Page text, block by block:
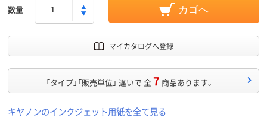
数量 カゴへ
マイカタログへ登録
「タイプ」「販売単位」 違いで 全7 商品あります。
キヤノンのインクジェット用紙を全て見る